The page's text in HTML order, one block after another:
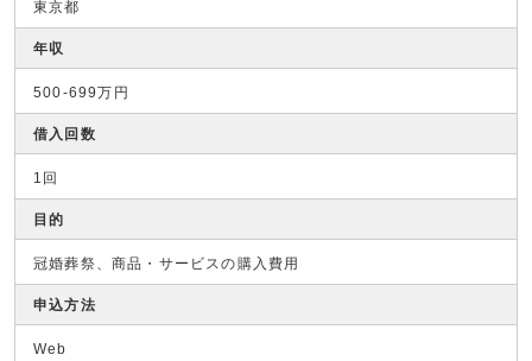
東京都
年収
500-699万円
借入回数
1回
目的
冠婚葬祭、商品・サービスの購入費用
申込方法
Web